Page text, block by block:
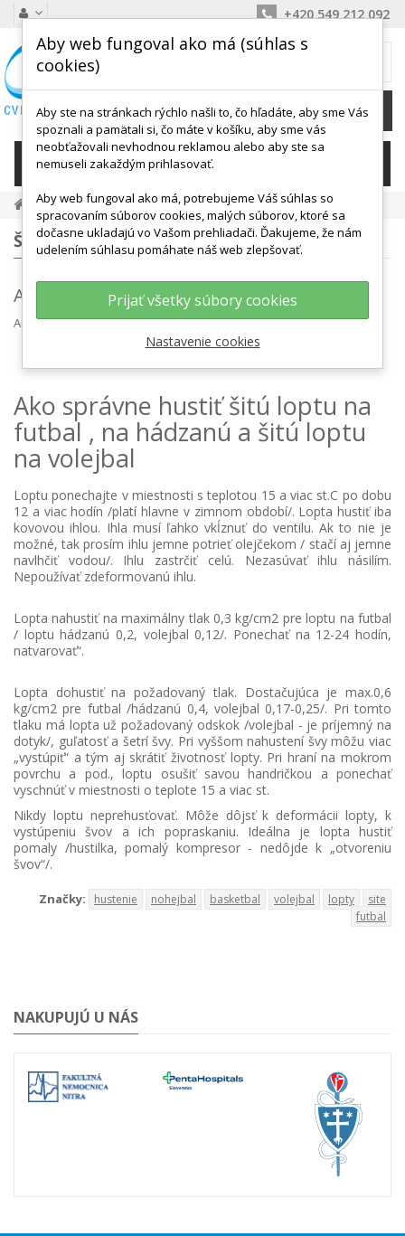
+420 549 212 092
KATEGÓRIE
Novinky Z Blogu Ako Hustiť Šité Lopty
ŠTÍTKY
Ako hustiť šité lopty
Autor Jan Kopecký feb 26, 2018 Rôzne
Ako správne hustiť šitú loptu na
futbal , na hádzanú a šitú loptu
na volejbal
Loptu ponechajte v miestnosti s teplotou 15 a viac st.C po dobu
12 a viac hodín /platí hlavne v zimnom období/. Lopta hustiť iba
kovovou ihlou. Ihla musí ľahko vkĺznuť do ventilu. Ak to nie je
možné, tak prosím ihlu jemne potrieť olejčekom / stačí aj jemne
navlhčiť vodou/. Ihlu zastrčiť celú. Nezasúvať ihlu násilím.
Nepoužívať zdeformovanú ihlu.
Lopta nahustiť na maximálny tlak 0,3 kg/cm2 pre loptu na futbal
/ loptu hádzanú 0,2, volejbal 0,12/. Ponechať na 12-24 hodín,
natvarovať“.
Lopta dohustiť na požadovaný tlak. Dostačujúca je max.0,6
kg/cm2 pre futbal /hádzanú 0,4, volejbal 0,17-0,25/. Pri tomto
tlaku má lopta už požadovaný odskok /volejbal - je príjemný na
dotyk/, guľatosť a šetrí švy. Pri vyššom nahustení švy môžu viac
„vystúpiť“ a tým aj skrátiť životnosť lopty. Pri hraní na mokrom
povrchu a pod., loptu osušiť savou handričkou a ponechať
vyschnúť v miestnosti o teplote 15 a viac st.
Nikdy loptu neprehusťovať. Môže dôjsť k deformácii lopty, k
vystúpeniu švov a ich popraskaniu. Ideálna je lopta hustiť
pomaly /hustilka, pomalý kompresor - nedôjde k „otvoreniu
švov“/.
Značky: hustenie nohejbal basketbal volejbal lopty
site
futbal
NAKUPUJÚ U NÁS
Aby web fungoval ako má (súhlas s
cookies)
Aby ste na stránkach rýchlo našli to, čo hľadáte, aby sme Vás
spoznali a pamätali si, čo máte v košíku, aby sme vás
neobťažovali nevhodnou reklamou alebo aby ste sa
nemuseli zakaždým prihlasovať.
Aby web fungoval ako má, potrebujeme Váš súhlas so
spracovaním súborov cookies, malých súborov, ktoré sa
dočasne ukladajú vo Vašom prehliadači. Ďakujeme, že nám
udelením súhlasu pomáhate náš web zlepšovať.
Prijať všetky súbory cookies
Nastavenie cookies